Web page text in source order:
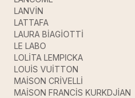
LANVİN
LATTAFA
LAURA BİAGİOTTİ
LE LABO
LOLİTA LEMPICKA
LOUİS VUİTTON
MAİSON CRİVELLİ
MAİSON FRANCİS KURKDJİAN